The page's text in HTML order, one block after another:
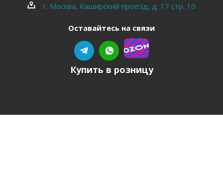
г. Москва, Каширский проезд, д. 17 стр. 10
Оставайтесь на связи
Купить в розницу